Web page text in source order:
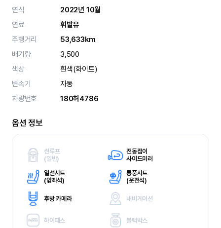
연식
2022년 10월
연료
휘발유
주행거리
53,633km
배기량
3,500
색상
흰색(화이트)
변속기
자동
차량번호
180허4786
옵션 정보
썬루프
(일반)
전동접이
사이드미러
열선시트
(앞좌석)
통풍시트
(운전석)
후방 카메라 내비게이션
하이패스 블랙박스